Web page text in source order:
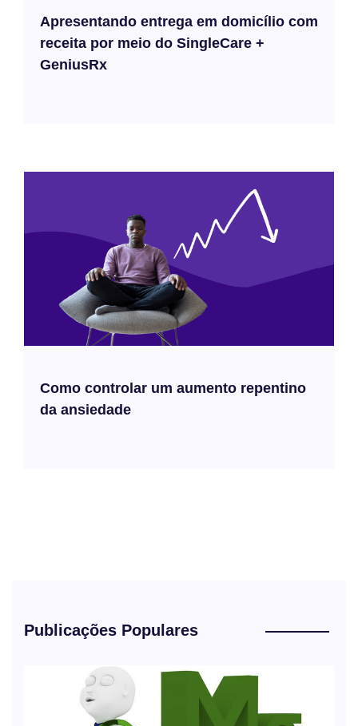
Apresentando entrega em domicílio com
receita por meio do SingleCare +
GeniusRx
Como controlar um aumento repentino
da ansiedade
Publicações Populares